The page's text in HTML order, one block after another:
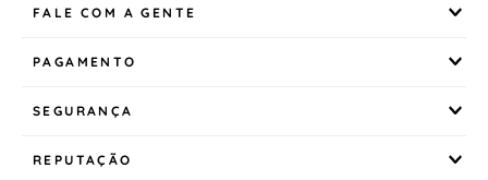
FALE COM A GENTE
PAGAMENTO
SEGURANÇA
REPUTAÇÃO